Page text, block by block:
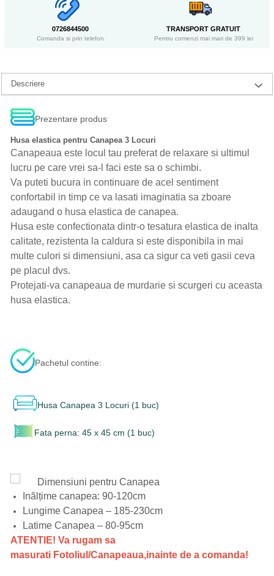
0726844500
Comanda si prin telefon
TRANSPORT GRATUIT
Pentru comenzi mai mari de 399 lei
Descriere
Prezentare produs
Husa elastica pentru Canapea 3 Locuri
Canapeaua este locul tau preferat de relaxare si ultimul
lucru pe care vrei sa-l faci este sa o schimbi.
Va puteti bucura in continuare de acel sentiment
confortabil in timp ce va lasati imaginatia sa zboare
adaugand o husa elastica de canapea.
Husa este confectionata dintr-o tesatura elastica de inalta
calitate, rezistenta la caldura si este disponibila in mai
multe culori si dimensiuni, asa ca sigur ca veti gasii ceva
pe placul dvs.
Protejati-va canapeaua de murdarie si scurgeri cu aceasta
husa elastica.
Pachetul contine:
Husa Canapea 3 Locuri (1 buc)
Fata perna: 45 x 45 cm (1 buc)
Dimensiuni pentru Canapea
Inălțime canapea: 90-120cm
Lungime Canapea – 185-230cm
Latime Canapea – 80-95cm
ATENTIE! Va rugam sa
masurati Fotoliul/Canapeaua,inainte de a comanda!